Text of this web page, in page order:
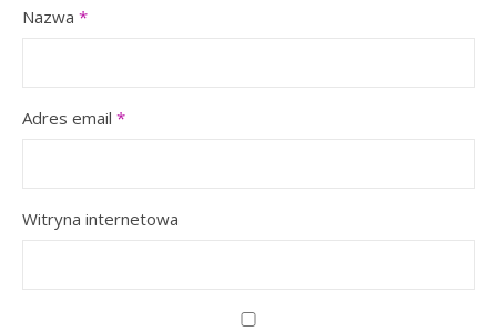
Nazwa *
Adres email *
Witryna internetowa